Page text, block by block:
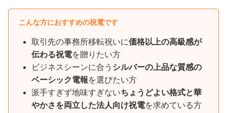
こんな方におすすめの祝電です
取引先の事務所移転祝いに価格以上の高級感が
伝わる祝電を贈りたい方
ビジネスシーンに合う シルバーの上品な質感の
ベーシック電報を選びたい方
派手すぎず地味すぎないちょうどよい格式と華
やかさを両立した法人向け祝電を求めている方